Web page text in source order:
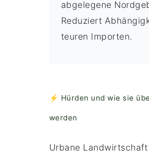
abgelegene
Reduziert
teuren Importen.
⚡ Hürden und wie sie
werden
Urbane Landwirtschaft